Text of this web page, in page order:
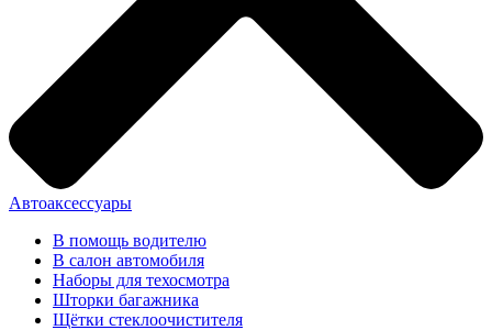
Автоаксессуары
В помощь водителю
В салон автомобиля
Наборы для техосмотра
Шторки багажника
Щётки стеклоочистителя